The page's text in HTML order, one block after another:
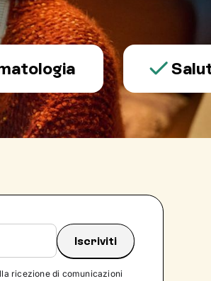
Salute
ricezione di comunicazioni